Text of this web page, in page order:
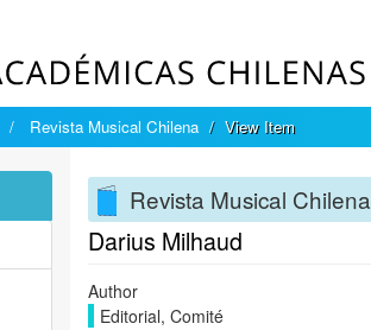
Revista Musical Chilena View Item
Revista Musical Chilena
Darius Milhaud
Author
Editorial, Comité